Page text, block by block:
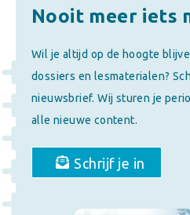
Nooit meer iets
Wil je altijd op de hoogte
dossiers en lesmaterialen?
nieuwsbrief. Wij sturen je
alle nieuwe content.
Schrijf je in